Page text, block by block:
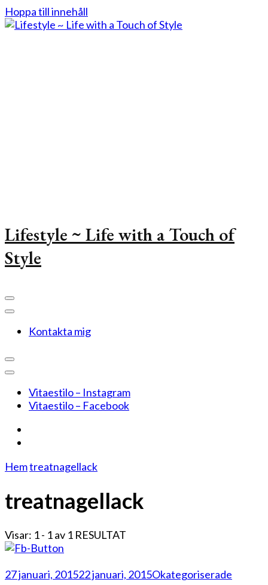
Hoppa till innehåll
Lifestyle ~ Life with a Touch of
Style
Kontakta mig
Vitaestilo – Instagram
Vitaestilo – Facebook
Hemtreatnagellack
treatnagellack
Visar: 1 - 1 av 1 RESULTAT
27 januari, 201522 januari, 2015Okategoriserade